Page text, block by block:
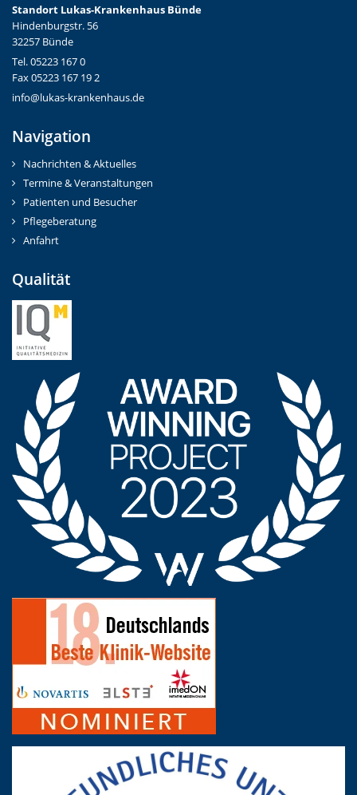
Standort Lukas-Krankenhaus Bünde
Hindenburgstr. 56
32257 Bünde
Tel. 05223 167 0
Fax 05223 167 19 2
info@lukas-krankenhaus.de
Navigation
Nachrichten & Aktuelles
Termine & Veranstaltungen
Patienten und Besucher
Pflegeberatung
Anfahrt
Qualität